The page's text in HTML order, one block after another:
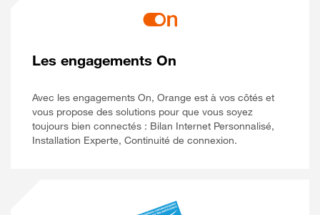
Les engagements On
Avec les engagements On, Orange est à vos côtés et
vous propose des solutions pour que vous soyez
toujours bien connectés : Bilan Internet Personnalisé,
Installation Experte, Continuité de connexion.